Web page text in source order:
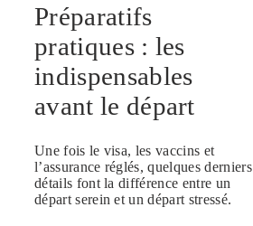
Préparatifs
pratiques : les
indispensables
avant le départ
Une fois le visa, les vaccins et
l’assurance réglés, quelques derniers
détails font la différence entre un
départ serein et un départ stressé.